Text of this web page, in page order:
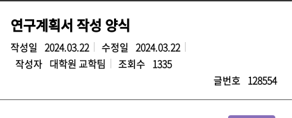
연구계획서 작성 양식
작성일 2024.03.22 수정일 2024.03.22
작성자 대학원 교학팀 조회수 1335
글번호 128554